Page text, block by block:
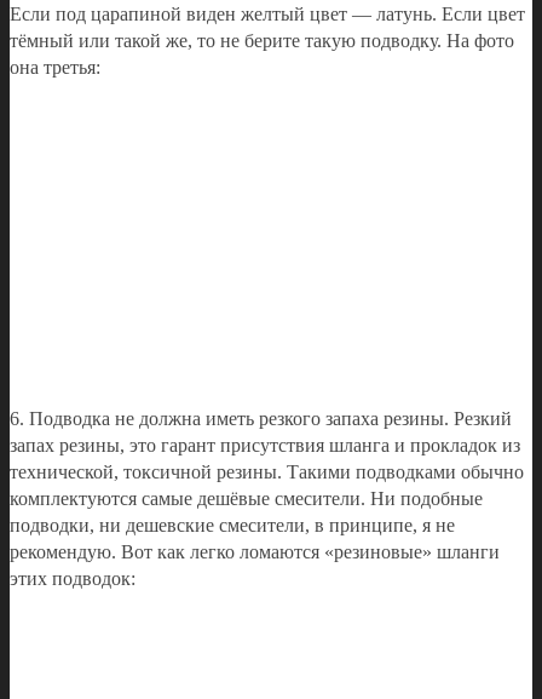
Если под царапиной виден желтый цвет — латунь. Если цвет
тёмный или такой же, то не берите такую подводку. На фото
она третья:
6. Подводка не должна иметь резкого запаха резины. Резкий
запах резины, это гарант присутствия шланга и прокладок из
технической, токсичной резины. Такими подводками обычно
комплектуются самые дешёвые смесители. Ни подобные
подводки, ни дешевские смесители, в принципе, я не
рекомендую. Вот как легко ломаются «резиновые» шланги
этих подводок: